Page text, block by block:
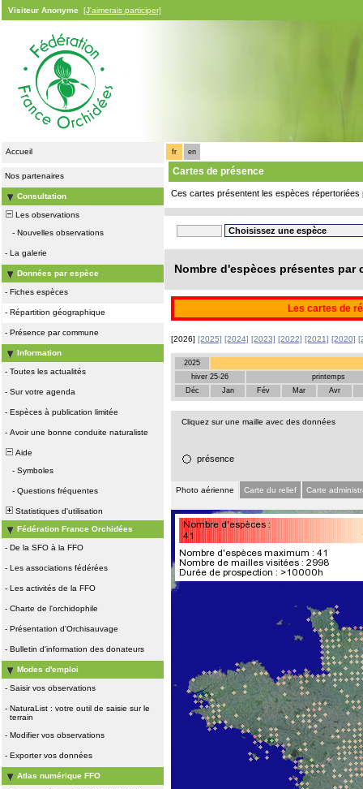
Visiteur Anonyme [J'aimerais participer]
Accueil
Nos partenaires
Consultation
Les observations
- Nouvelles observations
- La galerie
Données par espèce
- Fiches espèces
- Répartition géographique
- Présence par commune
Information
- Toutes les actualités
- Sur votre agenda
- Espèces à publication limitée
- Avoir une bonne conduite naturaliste
Aide
- Symboles
- Questions fréquentes
Statistiques d'utilisation
Fédération France Orchidées
- De la SFO à la FFO
- Les associations fédérées
- Les activités de la FFO
- Charte de l'orchidophile
- Présentation d'Orchisauvage
- Bulletin d'information des donateurs
Modes d'emploi
- Saisir vos observations
- NaturaList : votre outil de saisie sur le
terrain
- Modifier vos observations
- Exporter vos données
Atlas numérique FFO
fr en
Cartes de présence
Ces cartes présentent les espèces répertoriées
Nombre d'espèces présentes par
Les cartes de
[2026] [2025] [2024] [2023] [2022] [2021] [2020]
2025
hiver 25-26
printemps
Déc
Jan Fév Mar Avr
Cliquez sur une maille avec des données
présence
Photo aérienne Carte du relief Carte